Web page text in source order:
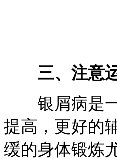
三、注意
银屑病是一
提高，更好的
缓的身体锻炼